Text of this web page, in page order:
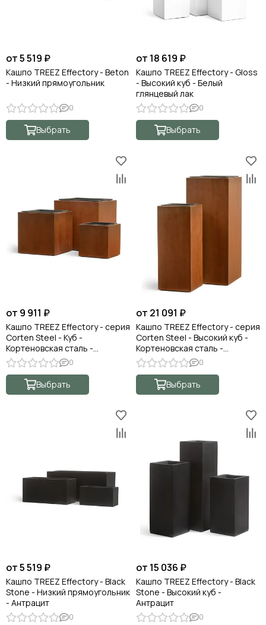
от 5 519 ₽
Кашпо TREEZ Effectory - Beton
- Низкий прямоугольник
0
Выбрать
от 18 619 ₽
Кашпо TREEZ Effectory - Gloss
- Высокий куб - Белый
глянцевый лак
0
Выбрать
от 9 911 ₽
Кашпо TREEZ Effectory - серия
Corten Steel - Куб -
Кортеновская сталь -
Бархатистая окись
0
Выбрать
от 21 091 ₽
Кашпо TREEZ Effectory - серия
Corten Steel - Высокий куб -
Кортеновская сталь -
Бархатистая окись
0
Выбрать
от 5 519 ₽
Кашпо TREEZ Effectory - Black
Stone - Низкий прямоугольник
- Антрацит
0
от 15 036 ₽
Кашпо TREEZ Effectory - Black
Stone - Высокий куб -
Антрацит
0